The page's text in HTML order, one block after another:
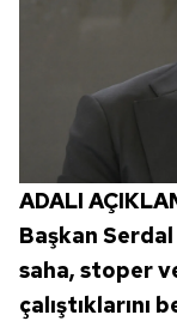
ADALI
Başkan
saha, stoper
çalıştıklarını